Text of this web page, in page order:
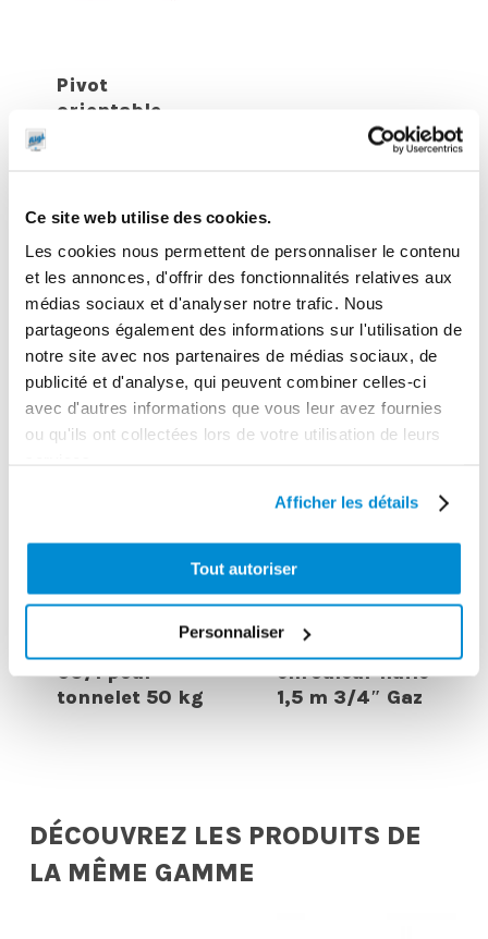
Ce site web utilise des cookies.
Les cookies nous permettent de personnaliser le contenu
et les annonces, d'offrir des fonctionnalités relatives aux
médias sociaux et d'analyser notre trafic. Nous
partageons également des informations sur l'utilisation de
notre site avec nos partenaires de médias sociaux, de
publicité et d'analyse, qui peuvent combiner celles-ci
avec d'autres informations que vous leur avez fournies
ou qu'ils ont collectées lors de votre utilisation de leurs
Afficher les détails
Tout autoriser
Personnaliser
Pivot
orientable
Pistolet manuel
polypropylène
Pompe
pneumatique
60/1 pour
tonnelet 50 kg
Flexible de
liaison
enrouleur huile
1,5 m 3/4″ Gaz
DÉCOUVREZ LES PRODUITS DE
LA MÊME GAMME